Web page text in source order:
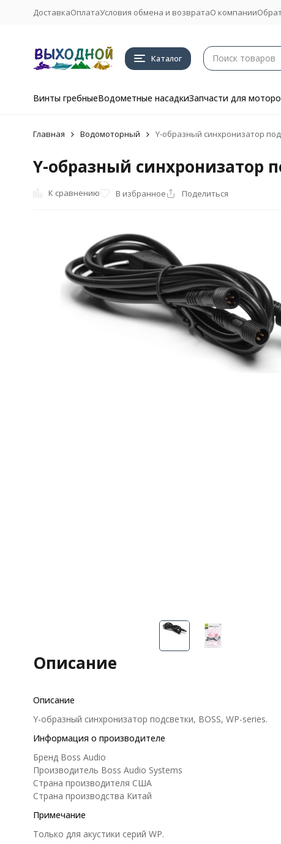
ДоставкаОплатаУсловия обмена и возвратаО компании
Каталог
Винты гребныеВодометные насадкиЗапчасти для
Главная Водомоторный Y-образный синхронизатор
Y-образный синхронизатор
К сравнению В избранное Поделиться
Описание
Описание
Y-образный синхронизатор подсветки, BOSS, WP-series.
Информация о производителе
Бренд Boss Audio
Производитель Boss Audio Systems
Страна производителя США
Страна производства Китай
Примечание
Только для акустики серий WP.